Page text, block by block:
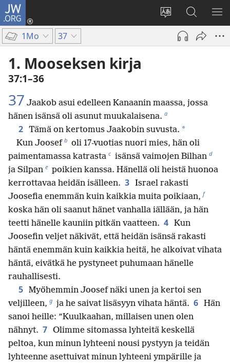
JW.ORG
Vaihda
sivuston
kieli
Kirjaudu
(avaa
ikkunan)
Hae
JW.ORG-
sivustolta
1Mo 37
1. Mooseksen kirja
37:1–36
37 Jaakob asui edelleen Kanaanin maassa, jossa
hänen isänsä oli asunut muukalaisena. a
2 Tämä on kertomus Jaakobin suvusta. *
Kun Joosef b oli 17-vuotias nuori mies, hän oli
paimentamassa katrasta c isänsä vaimojen Bilhan d
ja Silpan e poikien kanssa. Hänellä oli heistä huonoa
kerrottavaa heidän isälleen. 3 Israel rakasti
Joosefia enemmän kuin kaikkia muita poikiaan, f
koska hän oli saanut hänet vanhalla iällään, ja hän
teetti hänelle kauniin pitkän vaatteen. 4 Kun
Joosefin veljet näkivät, että heidän isänsä rakasti
häntä enemmän kuin kaikkia heitä, he alkoivat vihata
häntä, eivätkä he pystyneet puhumaan hänelle
rauhallisesti.
5 Myöhemmin Joosef näki unen ja kertoi sen
veljilleen, g ja he saivat lisäsyyn vihata häntä. 6 Hän
sanoi heille: ”Kuulkaahan, millaisen unen olen
nähnyt. 7 Olimme sitomassa lyhteitä keskellä
peltoa, kun minun lyhteeni nousi pystyyn ja teidän
lyhteenne asettuivat minun lyhteeni ympärille ja